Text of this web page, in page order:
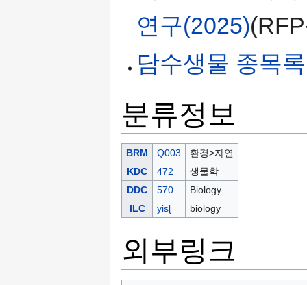
연구(2025)
담수생물 종목
분류정보
BRM Q003
환경>자연
KDC
472
생물학
DDC
570
Biology
ILC
yisɭ biology
외부링크